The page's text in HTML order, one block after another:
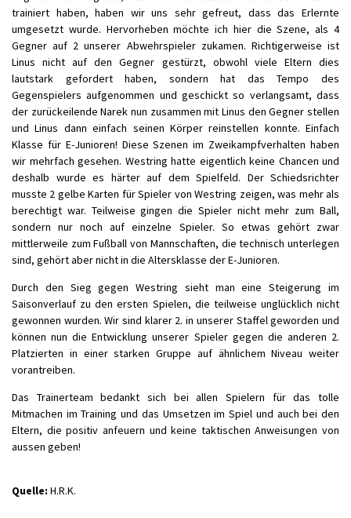
trainiert haben, haben wir uns sehr gefreut, dass das Erlernte
umgesetzt wurde. Hervorheben möchte ich hier die Szene, als 4
Gegner auf 2 unserer Abwehrspieler zukamen. Richtigerweise ist
Linus nicht auf den Gegner gestürzt, obwohl viele Eltern dies
lautstark gefordert haben, sondern hat das Tempo des
Gegenspielers aufgenommen und geschickt so verlangsamt, dass
der zurückeilende Narek nun zusammen mit Linus den Gegner stellen
und Linus dann einfach seinen Körper reinstellen konnte. Einfach
Klasse für E-Junioren! Diese Szenen im Zweikampfverhalten haben
wir mehrfach gesehen. Westring hatte eigentlich keine Chancen und
deshalb wurde es härter auf dem Spielfeld. Der Schiedsrichter
musste 2 gelbe Karten für Spieler von Westring zeigen, was mehr als
berechtigt war. Teilweise gingen die Spieler nicht mehr zum Ball,
sondern nur noch auf einzelne Spieler. So etwas gehört zwar
mittlerweile zum Fußball von Mannschaften, die technisch unterlegen
sind, gehört aber nicht in die Altersklasse der E-Junioren.
Durch den Sieg gegen Westring sieht man eine Steigerung im
Saisonverlauf zu den ersten Spielen, die teilweise unglücklich nicht
gewonnen wurden. Wir sind klarer 2. in unserer Staffel geworden und
können nun die Entwicklung unserer Spieler gegen die anderen 2.
Platzierten in einer starken Gruppe auf ähnlichem Niveau weiter
vorantreiben.
Das Trainerteam bedankt sich bei allen Spielern für das tolle
Mitmachen im Training und das Umsetzen im Spiel und auch bei den
Eltern, die positiv anfeuern und keine taktischen Anweisungen von
aussen geben!
Quelle: H.R.K.